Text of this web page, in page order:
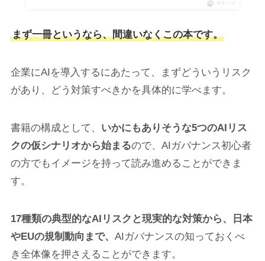
ポチップ
まず一冊というなら、間違いなくこの本です。
企業にAIを導入するにあたって、まずどういうリスク
があり、どう対策すべきかを具体的に学べます。
書籍の構成として、 いかにもありそうな5つのAIリス
クの仮シナリオから始まるので、AIガバナンス初心者
の方でもイメージを持って読み進めることができま
す。
17種類の典型的なAIリスクと現実的な対策から、日本
やEUの規制動向まで、 AIガバナンスの知っておくべ
き全体像を押さえることができます。